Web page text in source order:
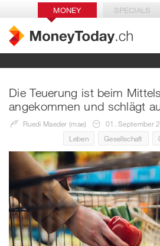
MONEY SPECIALS
Die Teuerung ist beim
angekommen und schlägt
Ruedi Maeder (mae)
01. September
Leben
Gesellschaft